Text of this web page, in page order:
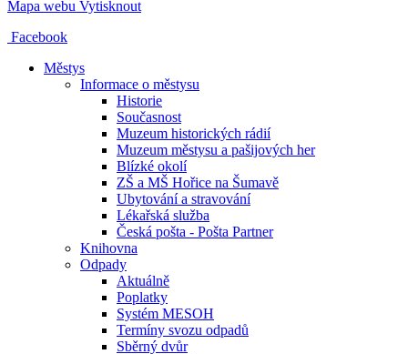
Mapa webu Vytisknout
Facebook
Městys
Informace o městysu
Historie
Současnost
Muzeum historických rádií
Muzeum městysu a pašijových her
Blízké okolí
ZŠ a MŠ Hořice na Šumavě
Ubytování a stravování
Lékařská služba
Česká pošta - Pošta Partner
Knihovna
Odpady
Aktuálně
Poplatky
Systém MESOH
Termíny svozu odpadů
Sběrný dvůr